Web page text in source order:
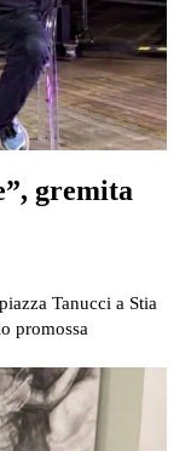
gremita
Tanucci a Stia
promossa